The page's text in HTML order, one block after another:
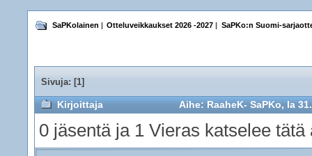
SaPKolainen | Otteluveikkaukset 2026 -2027 | SaPKo:n Suomi-
Sivuja: [1]
Kirjoittaja Aihe: RaaheK- SaPKo, la
0 jäsentä ja 1 Vieras katselee tätä